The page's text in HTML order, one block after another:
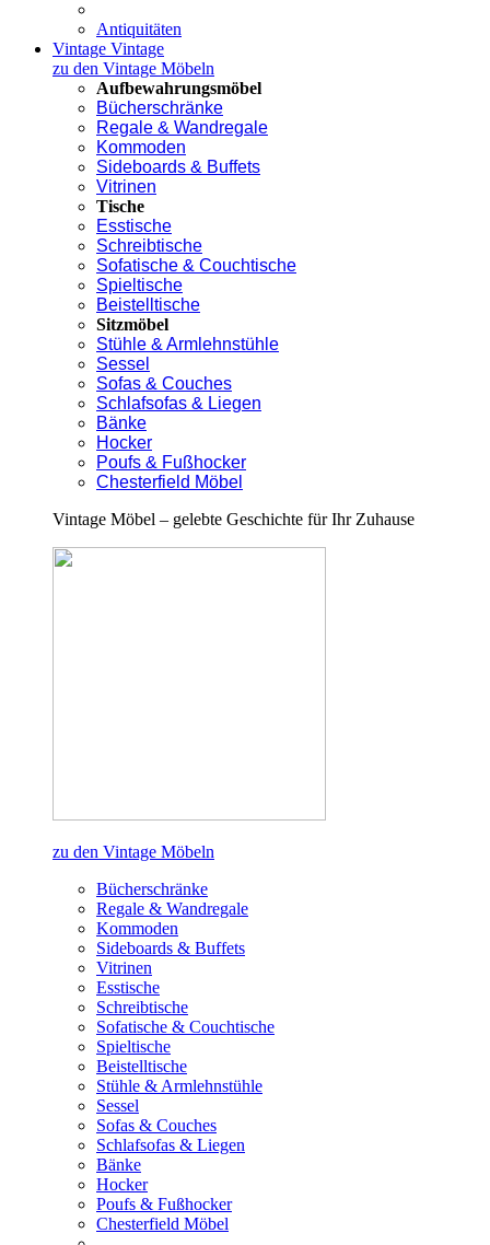
Antiquitäten
Vintage Vintage
zu den Vintage Möbeln
Aufbewahrungsmöbel
Bücherschränke
Regale & Wandregale
Kommoden
Sideboards & Buffets
Vitrinen
Tische
Esstische
Schreibtische
Sofatische & Couchtische
Spieltische
Beistelltische
Sitzmöbel
Stühle & Armlehnstühle
Sessel
Sofas & Couches
Schlafsofas & Liegen
Bänke
Hocker
Poufs & Fußhocker
Chesterfield Möbel
Vintage Möbel – gelebte Geschichte für Ihr Zuhause
zu den Vintage Möbeln
Bücherschränke
Regale & Wandregale
Kommoden
Sideboards & Buffets
Vitrinen
Esstische
Schreibtische
Sofatische & Couchtische
Spieltische
Beistelltische
Stühle & Armlehnstühle
Sessel
Sofas & Couches
Schlafsofas & Liegen
Bänke
Hocker
Poufs & Fußhocker
Chesterfield Möbel